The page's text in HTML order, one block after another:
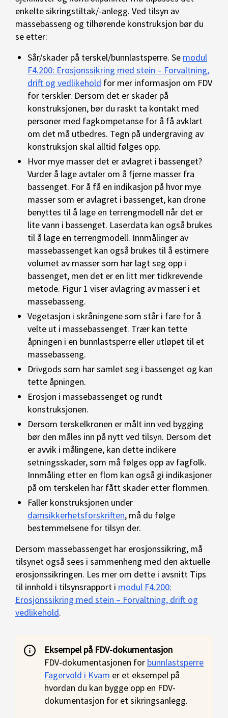
enkelte sikringstiltak/-anlegg. Ved tilsyn av
massebasseng og tilhørende konstruksjon bør du
se etter:
Sår/skader på terskel/bunnlastsperre. Se modul
F4.200: Erosjonssikring med stein – Forvaltning,
drift og vedlikehold for mer informasjon om FDV
for terskler. Dersom det er skader på
konstruksjonen, bør du raskt ta kontakt med
personer med fagkompetanse for å få avklart
om det må utbedres. Tegn på undergraving av
konstruksjon skal alltid følges opp.
Hvor mye masser det er avlagret i bassenget?
Vurder å lage avtaler om å fjerne masser fra
bassenget. For å få en indikasjon på hvor mye
masser som er avlagret i bassenget, kan drone
benyttes til å lage en terrengmodell når det er
lite vann i bassenget. Laserdata kan også brukes
til å lage en terrengmodell. Innmålinger av
massebassenget kan også brukes til å estimere
volumet av masser som har lagt seg opp i
bassenget, men det er en litt mer tidkrevende
metode. Figur 1 viser avlagring av masser i et
massebasseng.
Vegetasjon i skråningene som står i fare for å
velte ut i massebassenget. Trær kan tette
åpningen i en bunnlastsperre eller utløpet til et
massebasseng.
Drivgods som har samlet seg i bassenget og kan
tette åpningen.
Erosjon i massebassenget og rundt
konstruksjonen.
Dersom terskelkronen er målt inn ved bygging
bør den måles inn på nytt ved tilsyn. Dersom det
er avvik i målingene, kan dette indikere
setningsskader, som må følges opp av fagfolk.
Innmåling etter en flom kan også gi indikasjoner
på om terskelen har fått skader etter flommen.
Faller konstruksjonen under
damsikkerhetsforskriften, må du følge
bestemmelsene for tilsyn der.
Dersom massebassenget har erosjonssikring, må
tilsynet også sees i sammenheng med den aktuelle
erosjonssikringen. Les mer om dette i avsnitt Tips
til innhold i tilsynsrapport i modul F4.200:
Erosjonssikring med stein – Forvaltning, drift og
vedlikehold.
Eksempel på FDV-dokumentasjon
FDV-dokumentasjonen for bunnlastsperre
Fagervold i Kvam er et eksempel på
hvordan du kan bygge opp en FDV-
dokumentasjon for et sikringsanlegg.